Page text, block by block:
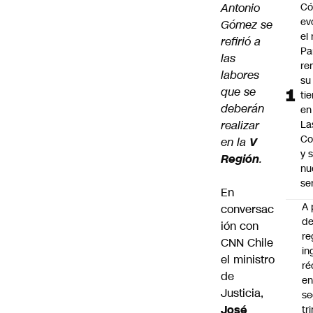
Antonio
Gómez se
refirió a
las
labores
que se
deberán
realizar
en la V
Región.
En
conversac
ión con
CNN Chile
el ministro
de
Justicia,
José
el
su
y
A
de